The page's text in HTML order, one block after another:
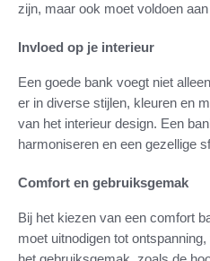
zijn, maar ook moet voldoen
Invloed op je interieur
Een goede bank voegt niet
er in diverse stijlen, kleuren en
van het interieur design. Een
harmoniseren en een gezellige
Comfort en gebruiksgemak
Bij het kiezen van een comfort
moet uitnodigen tot